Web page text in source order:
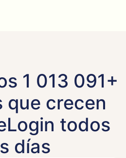
1 013 091+
que crecen
todos
días